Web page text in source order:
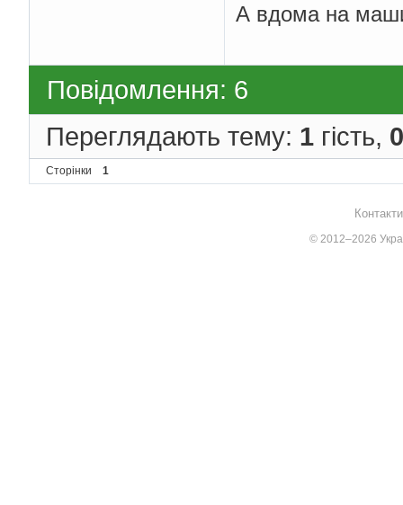
А вдома на
Повідомлення: 6
Переглядають тему: 1 гість, 0
Сторінки 1
© 2012–2026